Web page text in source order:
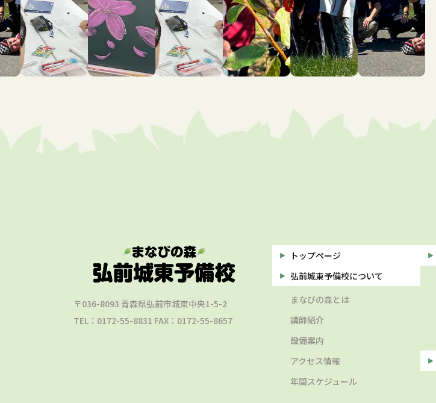
〒036-8093 青森県弘前市城東中央1-5-2
TEL：0172-55-8831 FAX：0172-55-8657
トップページ
弘前城東予備校について
まなびの森とは
講師紹介
設備案内
アクセス情報
年間スケジュール